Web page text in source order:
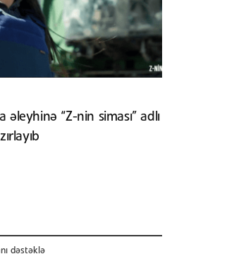
əleyhinə “Z-nin siması” adlı
dəstəklə